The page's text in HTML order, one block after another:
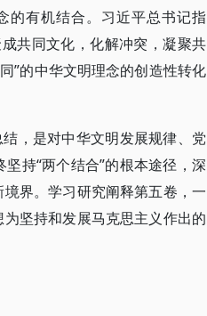
的有机结合。习近平总书记指
共同文化，化解冲突，凝聚共
”的中华文明理念的创造性转化
，是对中华文明发展规律、党
持“两个结合”的根本途径，深
界。学习研究阐释第五卷，一
坚持和发展马克思主义作出的